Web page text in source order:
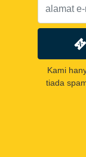
Kami
tiada